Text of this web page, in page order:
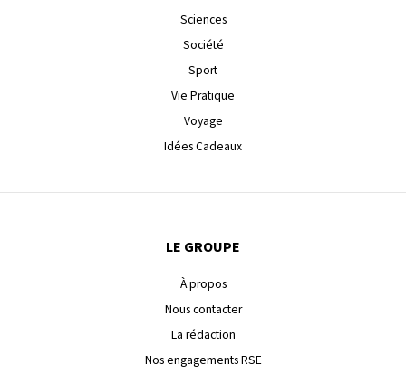
Sciences
Société
Sport
Vie Pratique
Voyage
Idées Cadeaux
LE GROUPE
À propos
Nous contacter
La rédaction
Nos engagements RSE